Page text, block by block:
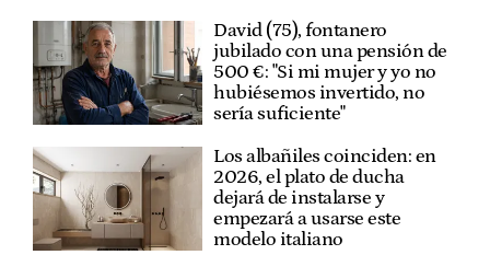
David (75), fontanero
jubilado con una pensión de
500 €: "Si mi mujer y yo no
hubiésemos invertido, no
sería suficiente"
Los albañiles coinciden: en
2026, el plato de ducha
dejará de instalarse y
empezará a usarse este
modelo italiano